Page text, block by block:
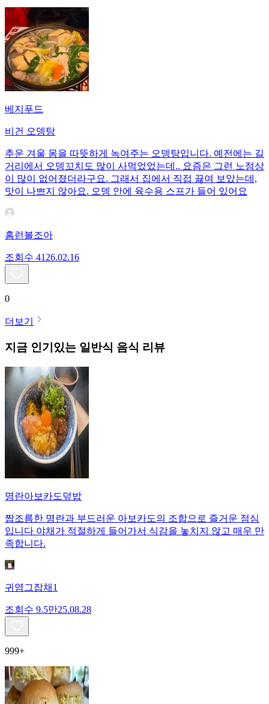
베지푸드
비건 오뎅탕
추운 겨울 몸을 따뜻하게 녹여주는 오뎅탕입니다. 예전에는 길
거리에서 오뎅꼬치도 많이 사먹었었는데.. 요즘은 그런 노점상
이 많이 없어졌더라구요. 그래서 집에서 직접 끓여 보았는데,
맛이 나쁘지 않아요. 오뎅 안에 육수용 스프가 들어 있어요
홈런볼조아
조회수 41 26.02.16
0
더보기
지금 인기있는 일반식 음식 리뷰
명란아보카도덮밥
짭조름한 명란과 부드러운 아보카도의 조합으로 즐거운 점심
입니다 야채가 적절하게 들어가서 식감을 놓치지 않고 매우 만
족합니다.
귀염그잡채1
조회수 9.5만25.08.28
999+